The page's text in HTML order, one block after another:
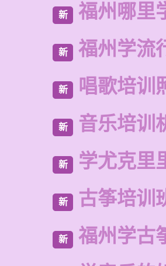
新 福州哪里
新 福州学流
新 唱歌培训
新 音乐培训
新 学尤克里
新 古筝培训
新 福州学古